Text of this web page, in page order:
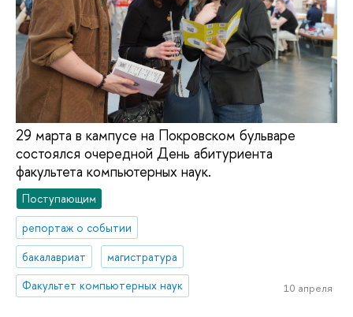
29 марта в кампусе на Покровском бульваре
состоялся очередной День абитуриента
факультета компьютерных наук.
Поступающим
репортаж о событии
бакалавриат
магистратура
Факультет компьютерных наук
10 апреля